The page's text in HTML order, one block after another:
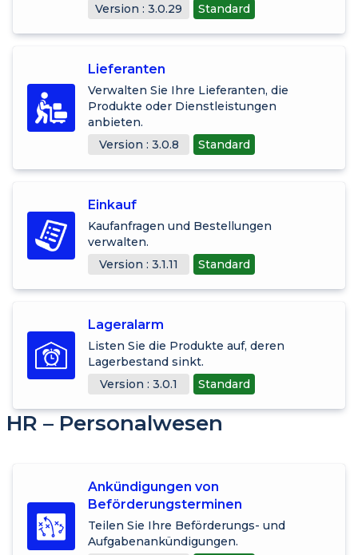
Version : 3.0.29
Standard
Lieferanten
Verwalten Sie Ihre Lieferanten, die
Produkte oder Dienstleistungen
anbieten.
Version : 3.0.8
Standard
Einkauf
Kaufanfragen und Bestellungen
verwalten.
Version : 3.1.11
Standard
Lageralarm
Listen Sie die Produkte auf, deren
Lagerbestand sinkt.
Version : 3.0.1
Standard
HR – Personalwesen
Ankündigungen von
Beförderungsterminen
Teilen Sie Ihre Beförderungs- und
Aufgabenankündigungen.